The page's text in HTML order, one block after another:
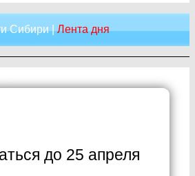
Сибири|Лента дня
до 25 апреля